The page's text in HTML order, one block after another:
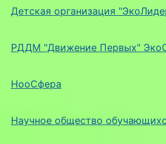
Детская организация
РДДМ "Движение Первых"
НооСфера
Научное общество